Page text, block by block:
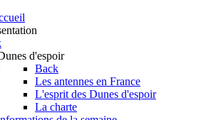
d'espoir
Back
Les antennes en France
L'esprit des Dunes d'espoir
La charte